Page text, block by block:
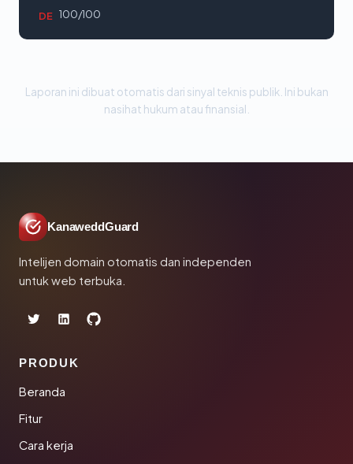
DE 100/100
Laporan ini dibuat otomatis dari sinyal teknis publik. Ini bukan
nasihat hukum atau finansial.
KanaweddGuard
Intelijen domain otomatis dan independen
untuk web terbuka.
PRODUK
Beranda
Fitur
Cara kerja